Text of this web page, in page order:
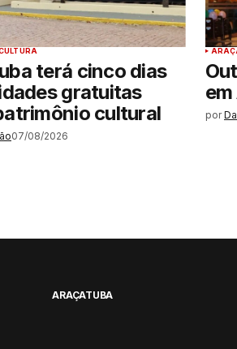
terá cinco dias
gratuitas
cultural
07/08/2026
por
ARAÇATUBA